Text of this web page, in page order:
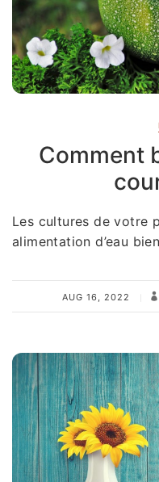
Comment
Les cultures de votre
alimentation d’eau
AUG 16, 2022